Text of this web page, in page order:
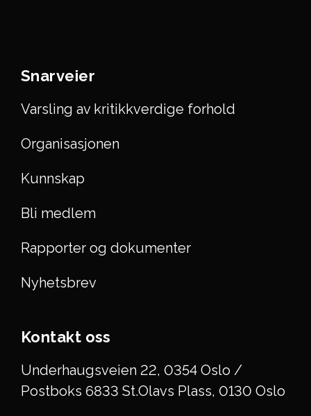
Snarveier
Varsling av kritikkverdige forhold
Organisasjonen
Kunnskap
Bli medlem
Rapporter og dokumenter
Nyhetsbrev
Kontakt oss
Underhaugsveien 22, 0354 Oslo /
Postboks 6833 St.Olavs Plass, 0130 Oslo